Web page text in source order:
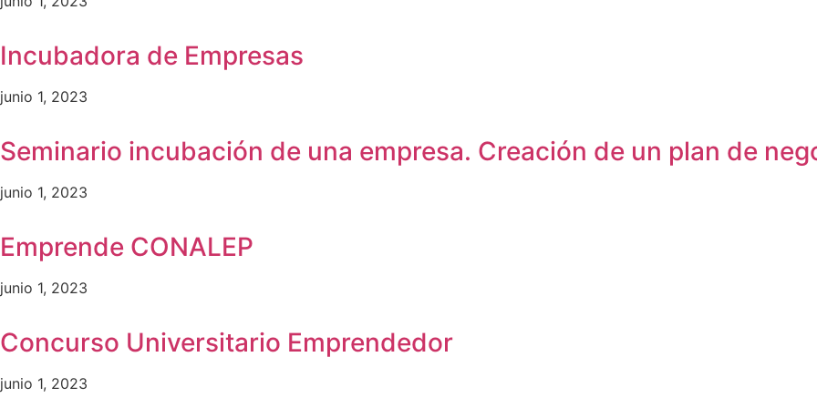
Incubadora de Empresas
junio 1, 2023
Seminario incubación de una empresa. Creación de un plan de
junio 1, 2023
Emprende CONALEP
junio 1, 2023
Concurso Universitario Emprendedor
junio 1, 2023